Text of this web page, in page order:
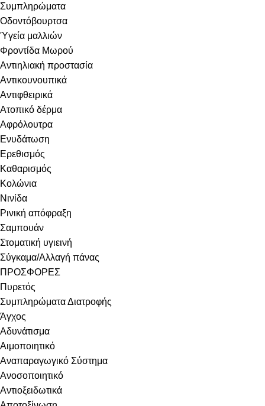
Συμπληρώματα
Οδοντόβουρτσα
Ύγεία μαλλιών
Φροντίδα Μωρού
Αντιηλιακή προστασία
Αντικουνουπικά
Αντιφθειρικά
Ατοπικό δέρμα
Αφρόλουτρα
Ενυδάτωση
Ερεθισμός
Καθαρισμός
Κολώνια
Νινίδα
Ρινική απόφραξη
Σαμπουάν
Στοματική υγιεινή
Σύγκαμα/Αλλαγή πάνας
ΠΡΟΣΦΟΡΕΣ
Πυρετός
Συμπληρώματα Διατροφής
Άγχος
Αδυνάτισμα
Αιμοποιητικό
Αναπαραγωγικό Σύστημα
Ανοσοποιητικό
Αντιοξειδωτικά